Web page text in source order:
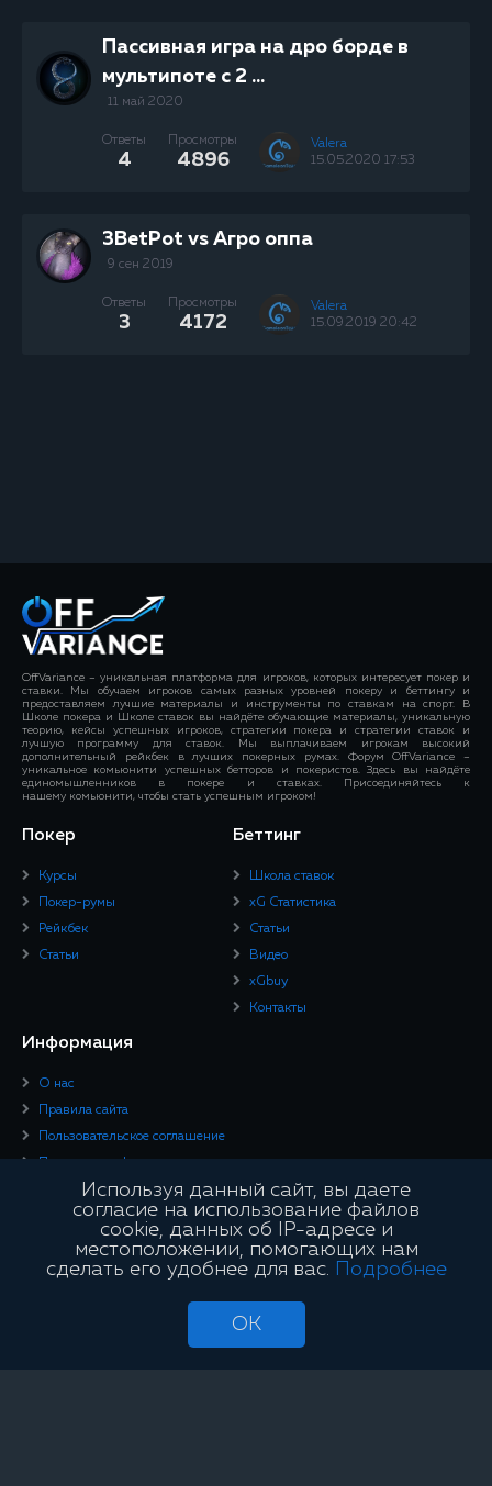
Пассивная игра на дро борде в
мультипоте с 2 ...
11 май 2020
Ответы
4
Просмотры
4896
Valera
15.05.2020 17:53
3BetPot vs Агро оппа
9 сен 2019
Ответы
3
Просмотры
4172
Valera
15.09.2019 20:42
OffVariance – уникальная платформа для игроков, которых интересует покер и
ставки. Мы обучаем игроков самых разных уровней покеру и беттингу и
предоставляем лучшие материалы и инструменты по ставкам на спорт. В
Школе покера и Школе ставок вы найдёте обучающие материалы, уникальную
теорию, кейсы успешных игроков, стратегии покера и стратегии ставок и
лучшую программу для ставок. Мы выплачиваем игрокам высокий
дополнительный рейкбек в лучших покерных румах. Форум OffVariance –
уникальное комьюнити успешных бетторов и покеристов. Здесь вы найдёте
единомышленников в покере и ставках. Присоединяйтесь к
нашему комьюнити, чтобы стать успешным игроком!
Покер
Курсы
Покер-румы
Рейкбек
Статьи
Беттинг
Школа ставок
xG Статистика
Статьи
Видео
xGbuy
Контакты
Информация
О нас
Правила сайта
Пользовательское соглашение
Политика конфиденциальности
Юридическая информация
Подписывайтесь
Сайт является информационным и не занимается проведением азартных
Используя данный сайт, вы даете
согласие на использование файлов
cookie, данных об IP-адресе и
местоположении, помогающих нам
сделать его удобнее для вас.
Подробнее
OK